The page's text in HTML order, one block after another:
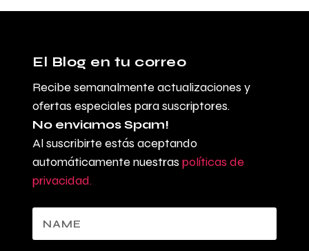
El Blog en tu correo
Recibe semanalmente actualizaciones y
ofertas especiales para suscriptores.
No enviamos Spam!
Al suscribirte estás aceptando
automáticamente nuestraspolíticas de
privacidad.